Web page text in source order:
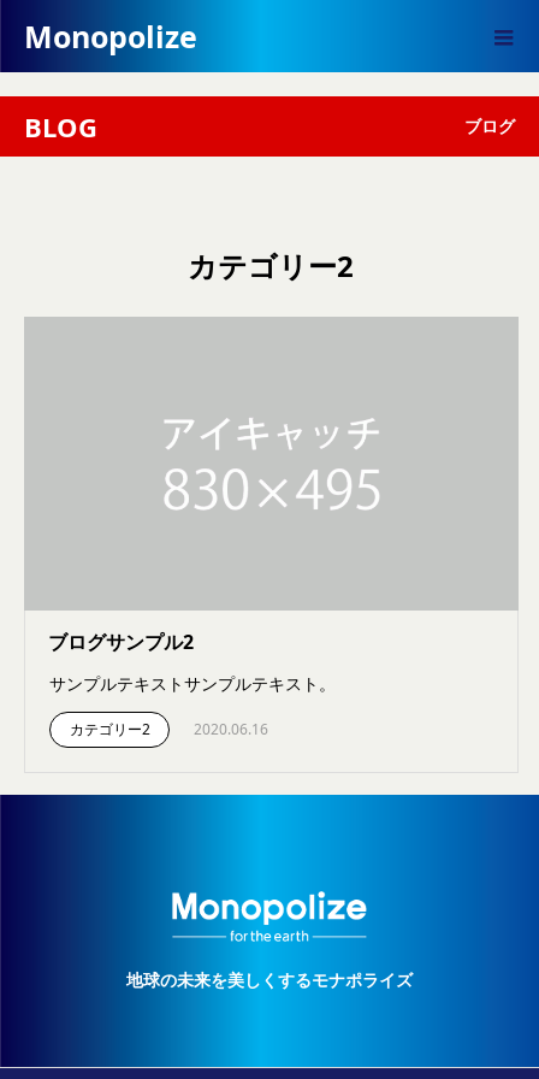
Monopolize
BLOG ブログ
カテゴリー2
ブログサンプル2
サンプルテキストサンプルテキスト。
カテゴリー2 2020.06.16
地球の未来を美しくするモナポライズ